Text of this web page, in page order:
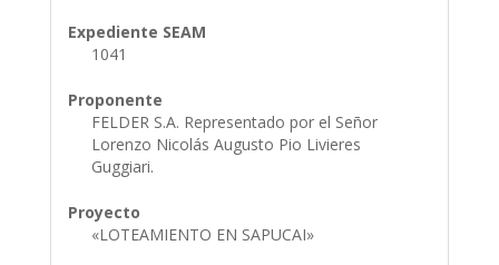
Expediente SEAM
1041
Proponente
FELDER S.A. Representado por el Señor
Lorenzo Nicolás Augusto Pio Livieres
Guggiari.
Proyecto
«LOTEAMIENTO EN SAPUCAI»